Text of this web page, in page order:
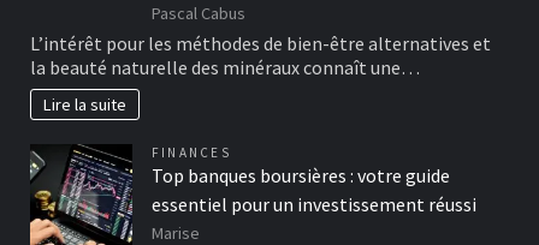
Pascal Cabus
L’intérêt pour les méthodes de bien-être alternatives et
la beauté naturelle des minéraux connaît une…
Lire la suite
FINANCES
Top banques boursières : votre guide
essentiel pour un investissement réussi
Marise